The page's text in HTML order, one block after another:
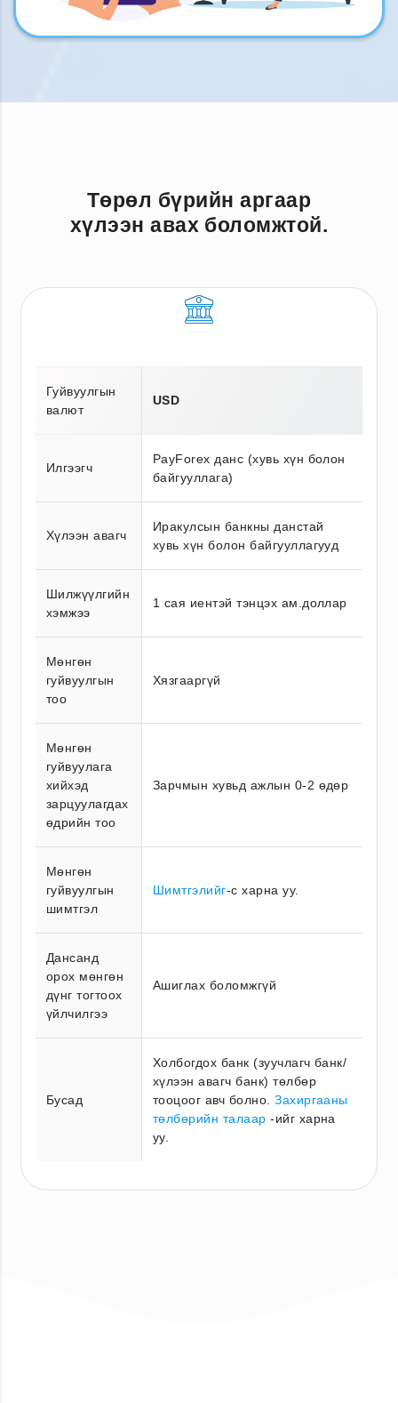
Төрөл бүрийн аргаар
хүлээн авах боломжтой.
Гуйвуулгын
валют
USD
Илгээгч
PayForex данс (хувь хүн болон
байгууллага)
Хүлээн авагч
Иракулсын банкны данстай
хувь хүн болон байгууллагууд
Шилжүүлгийн
хэмжээ
1 сая иентэй тэнцэх ам.доллар
Мөнгөн
гуйвуулгын
тоо
Хязгааргүй
Мөнгөн
гуйвуулага
хийхэд
зарцуулагдах
өдрийн тоо
Зарчмын хувьд ажлын 0-2 өдөр
Мөнгөн
гуйвуулгын
шимтгэл
Шимтгэлийг-с харна уу.
Дансанд
орох мөнгөн
дүнг тогтоох
үйлчилгээ
Ашиглах боломжгүй
Бусад
Холбогдох банк (зуучлагч банк/
хүлээн авагч банк) төлбөр
тооцоог авч болно.Захиргааны
төлбөрийн талаар -ийг харна
уу.